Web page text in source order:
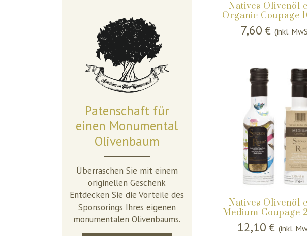
Patenschaft für
einen Monumental
Olivenbaum
Überraschen Sie mit einem
originellen Geschenk
Entdecken Sie die Vorteile des
Sponsorings Ihres eigenen
monumentalen Olivenbaums.
Natives Olivenöl
Organic Coupage
7,60 € (inkl.
Natives Olivenöl
Medium Coupage
12,10 € (inkl.